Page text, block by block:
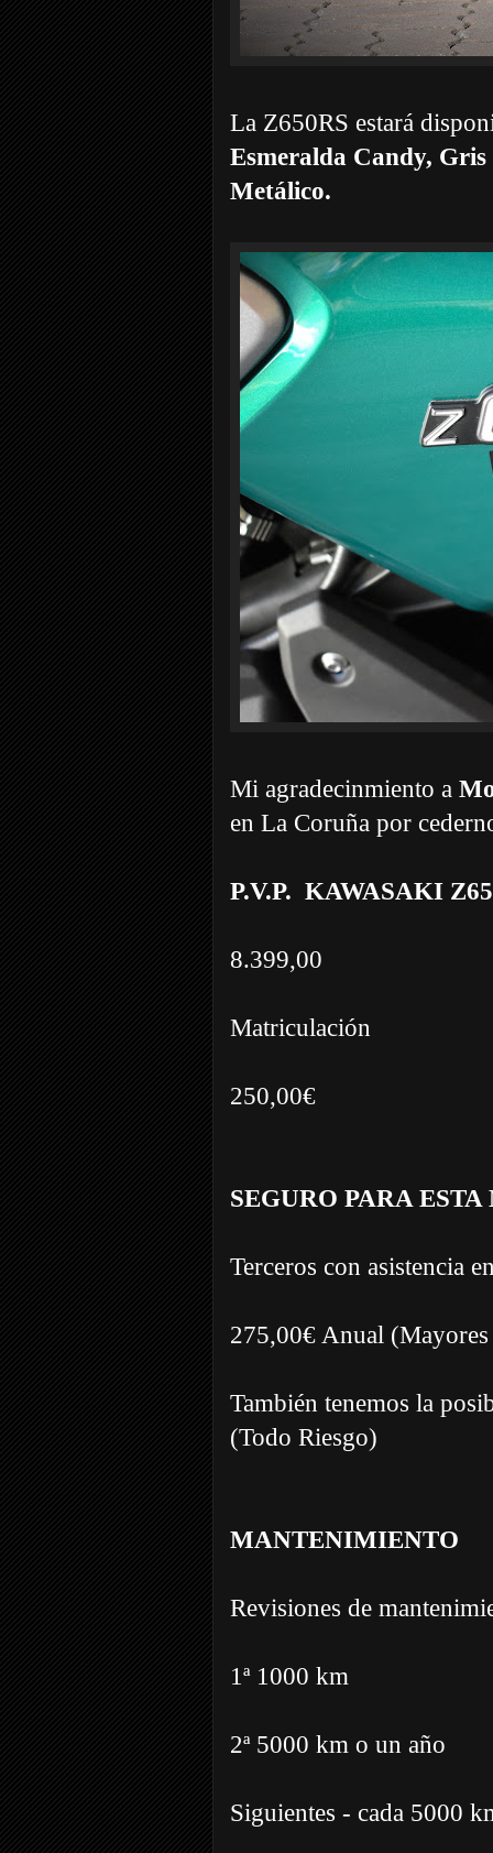
La Z650RS estará
Esmeralda Candy,
Metálico.
Mi agradecinmiento a
en La Coruña por
P.V.P. KAWASAKI
8.399,00
Matriculación
250,00€
SEGURO PARA
Terceros con asistencia
275,00€ Anual
También tenemos la
(Todo Riesgo)
MANTENIMIENTO
Revisiones de
1ª 1000 km
2ª 5000 km o un año
Siguientes - cada 5000